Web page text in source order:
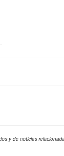
y de noticias